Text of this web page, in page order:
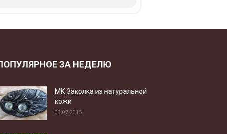
ЗА НЕДЕЛЮ
МК Заколка из натуральной
кожи
03.07.2015